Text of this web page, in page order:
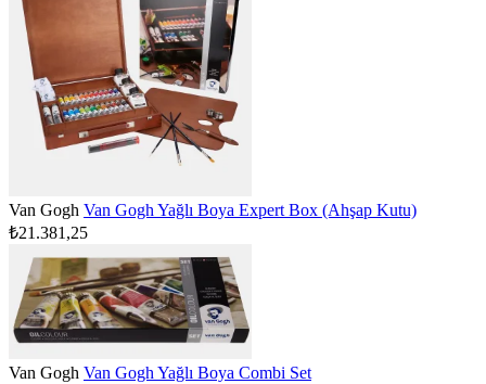
Van Gogh Van Gogh Yağlı Boya Expert Box (Ahşap Kutu)
₺21.381,25
Van Gogh Van Gogh Yağlı Boya Combi Set